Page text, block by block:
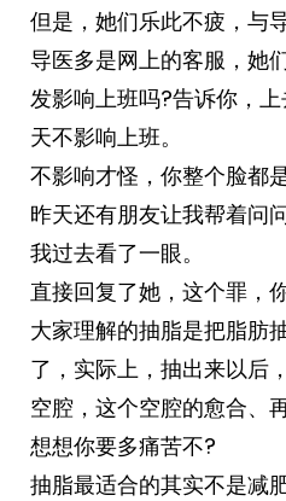
但是，她们乐此不疲，与
导医多是网上的客服，她
发影响上班吗?告诉你，
天不影响上班。
不影响才怪，你整个脸都
昨天还有朋友让我帮着问
我过去看了一眼。
直接回复了她，这个罪，
大家理解的抽脂是把脂肪
了，实际上，抽出来以后
空腔，这个空腔的愈合、
想想你要多痛苦不?
抽脂最适合的其实不是减肥